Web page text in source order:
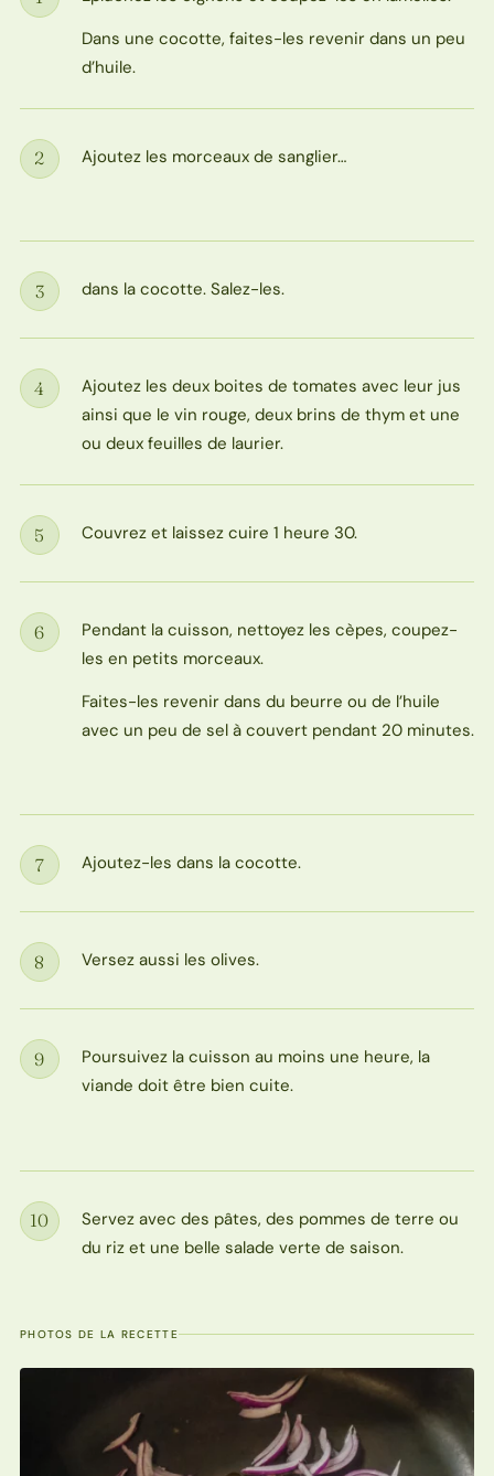
Étape
Dans une cocotte, faites-les revenir dans un peu
d’huile.
Étape
2 Ajoutez les morceaux de sanglier…
Étape
3 dans la cocotte. Salez-les.
Étape
4
Ajoutez les deux boites de tomates avec leur jus
ainsi que le vin rouge, deux brins de thym et une
ou deux feuilles de laurier.
Étape
5 Couvrez et laissez cuire 1 heure 30.
Étape
6
Pendant la cuisson, nettoyez les cèpes, coupez-
les en petits morceaux.
Faites-les revenir dans du beurre ou de l’huile
avec un peu de sel à couvert pendant 20 minutes.
Étape
7 Ajoutez-les dans la cocotte.
Étape
8 Versez aussi les olives.
Étape
9
Poursuivez la cuisson au moins une heure, la
viande doit être bien cuite.
Étape
10
Servez avec des pâtes, des pommes de terre ou
du riz et une belle salade verte de saison.
PHOTOS DE LA RECETTE